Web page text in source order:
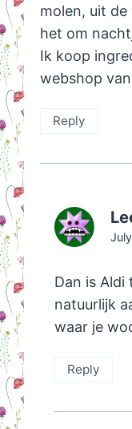
molen, uit
het om
Ik koop
webshop
Reply
Dan is
natuurlijk
waar je
Reply